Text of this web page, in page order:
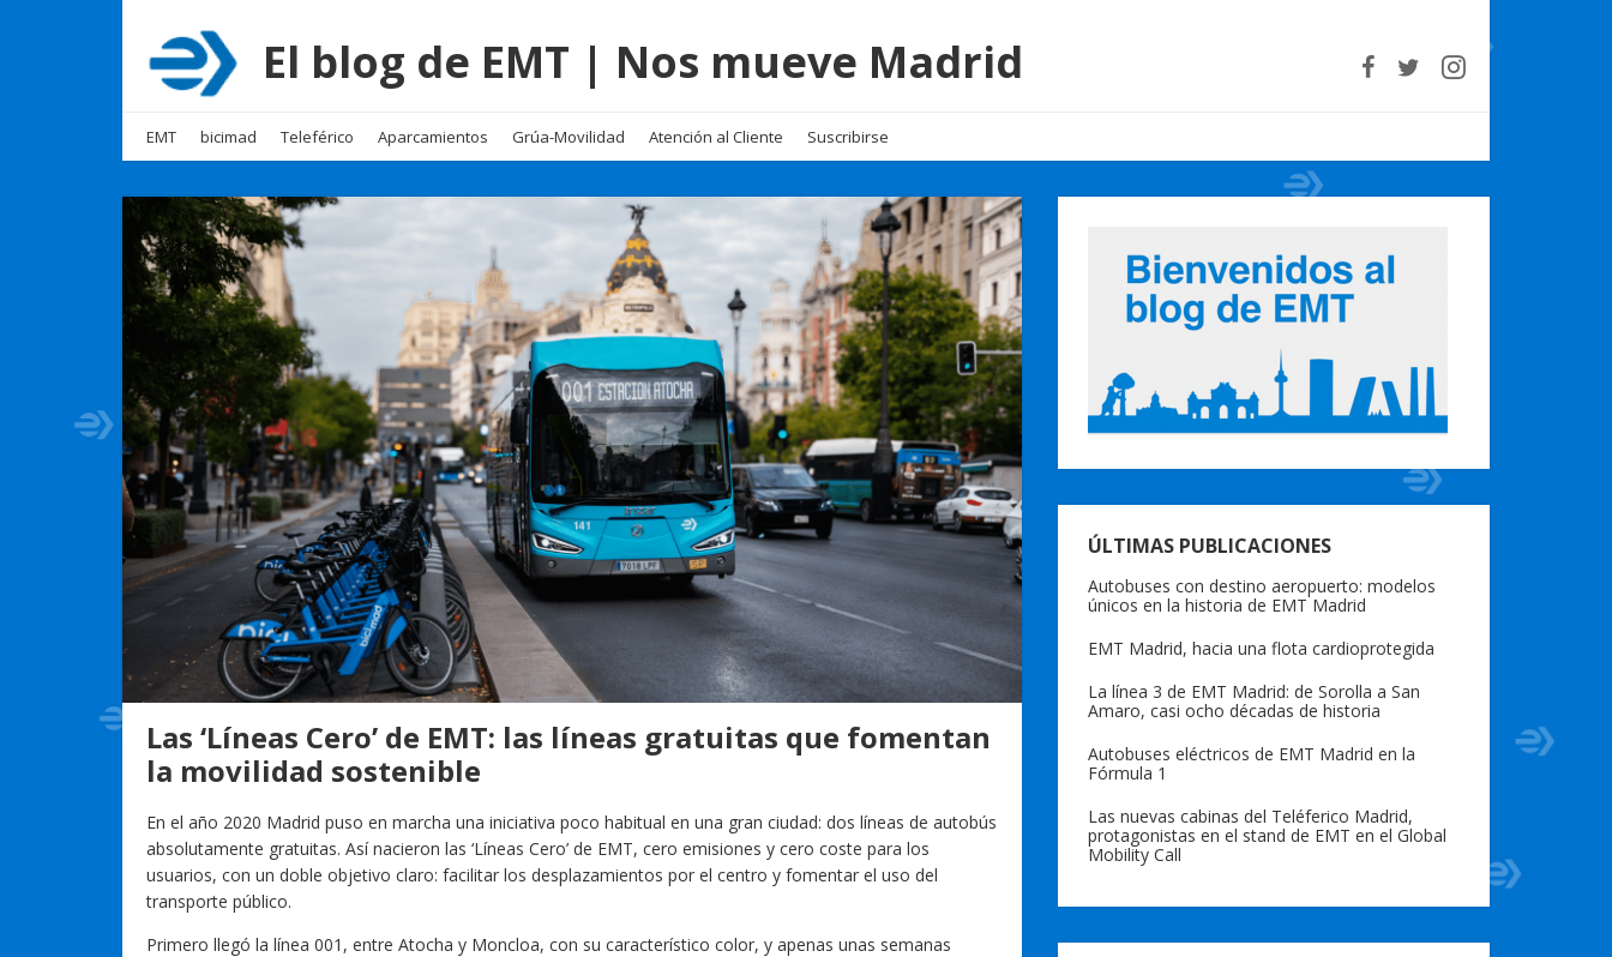
El blog de EMT | Nos mueve Madrid
EMT bicimad Teleférico Aparcamientos Grúa-Movilidad Atención al Cliente Suscribirse
Las ‘Líneas Cero’ de EMT: las líneas gratuitas que fomentan
la movilidad sostenible
En el año 2020 Madrid puso en marcha una iniciativa poco habitual en una gran ciudad: dos líneas de autobús
absolutamente gratuitas. Así nacieron las ‘Líneas Cero’ de EMT, cero emisiones y cero coste para los
usuarios, con un doble objetivo claro: facilitar los desplazamientos por el centro y fomentar el uso del
transporte público.
Primero llegó la línea 001, entre Atocha y Moncloa, con su característico color, y apenas unas semanas
ÚLTIMAS PUBLICACIONES
Autobuses con destino aeropuerto: modelos
únicos en la historia de EMT Madrid
EMT Madrid, hacia una flota cardioprotegida
La línea 3 de EMT Madrid: de Sorolla a San
Amaro, casi ocho décadas de historia
Autobuses eléctricos de EMT Madrid en la
Fórmula 1
Las nuevas cabinas del Teléferico Madrid,
protagonistas en el stand de EMT en el Global
Mobility Call